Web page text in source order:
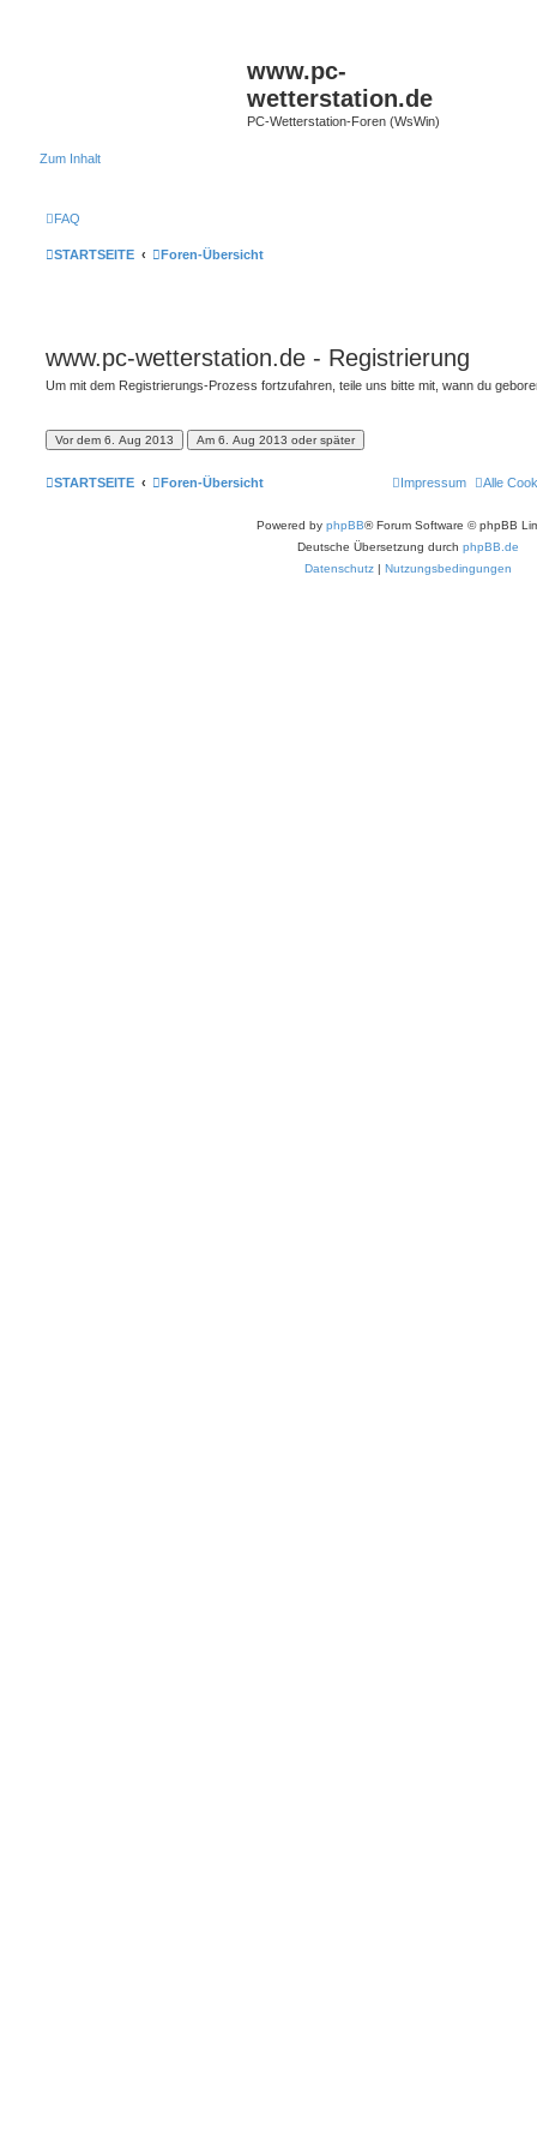
www.pc-
wetterstation.de
PC-Wetterstation-Foren (WsWin)
Zum Inhalt
FAQ
STARTSEITE Foren-Übersicht
www.pc-wetterstation.de - Registrierung
Um mit dem Registrierungs-Prozess fortzufahren, teile uns bitte mit, wann du
STARTSEITE Foren-Übersicht Alle
Impressum
Powered by phpBB® Forum Software © phpBB
Deutsche Übersetzung durch phpBB.de
Datenschutz | Nutzungsbedingungen